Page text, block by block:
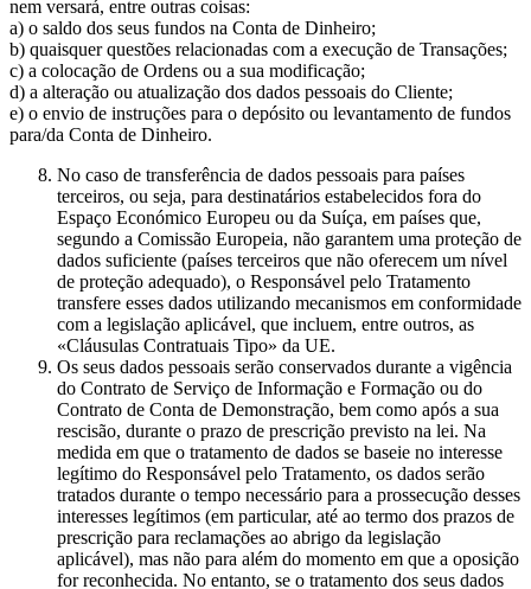
nem versará, entre outras coisas:
a) o saldo dos seus fundos na Conta de Dinheiro;
b) quaisquer questões relacionadas com a execução de Transações;
c) a colocação de Ordens ou a sua modificação;
d) a alteração ou atualização dos dados pessoais do Cliente;
e) o envio de instruções para o depósito ou levantamento de fundos
para/da Conta de Dinheiro.
No caso de transferência de dados pessoais para países
terceiros, ou seja, para destinatários estabelecidos fora do
Espaço Económico Europeu ou da Suíça, em países que,
segundo a Comissão Europeia, não garantem uma proteção de
dados suficiente (países terceiros que não oferecem um nível
de proteção adequado), o Responsável pelo Tratamento
transfere esses dados utilizando mecanismos em conformidade
com a legislação aplicável, que incluem, entre outros, as
«Cláusulas Contratuais Tipo» da UE.
Os seus dados pessoais serão conservados durante a vigência
do Contrato de Serviço de Informação e Formação ou do
Contrato de Conta de Demonstração, bem como após a sua
rescisão, durante o prazo de prescrição previsto na lei. Na
medida em que o tratamento de dados se baseie no interesse
legítimo do Responsável pelo Tratamento, os dados serão
tratados durante o tempo necessário para a prossecução desses
interesses legítimos (em particular, até ao termo dos prazos de
prescrição para reclamações ao abrigo da legislação
aplicável), mas não para além do momento em que a oposição
for reconhecida. No entanto, se o tratamento dos seus dados